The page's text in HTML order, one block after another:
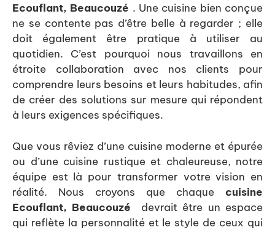
Ecouflant, Beaucouzé . Une cuisine bien conçue
ne se contente pas d’être belle à regarder ; elle
doit également être pratique à utiliser au
quotidien. C’est pourquoi nous travaillons en
étroite collaboration avec nos clients pour
comprendre leurs besoins et leurs habitudes, afin
de créer des solutions sur mesure qui répondent
à leurs exigences spécifiques.
Que vous rêviez d’une cuisine moderne et épurée
ou d’une cuisine rustique et chaleureuse, notre
équipe est là pour transformer votre vision en
réalité. Nous croyons que chaque cuisine
Ecouflant, Beaucouzé
devrait être un espace
qui reflète la personnalité et le style de ceux qui